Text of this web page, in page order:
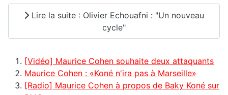
Lire la suite : Olivier Echouafni : "Un nouveau
cycle"
[Vidéo] Maurice Cohen souhaite deux attaquants
Maurice Cohen : «Koné n'ira pas à Marseille»
[Radio] Maurice Cohen à propos de Baky Koné sur